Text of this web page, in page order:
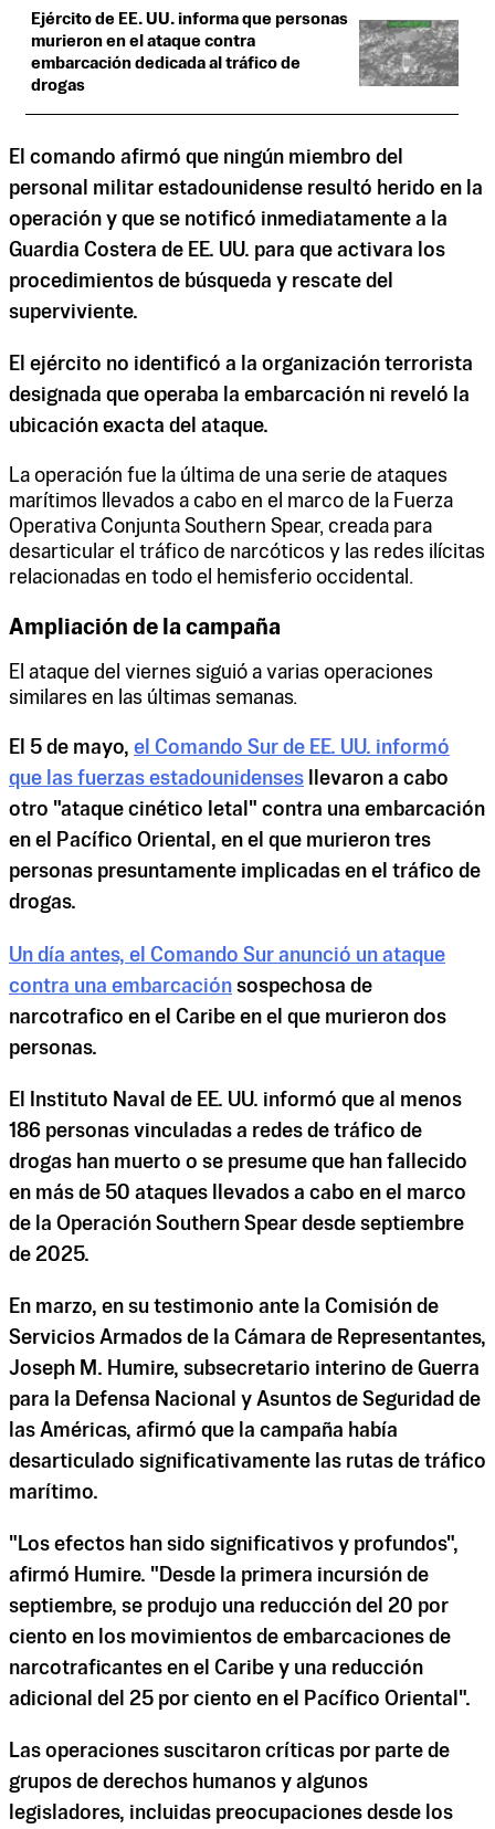
Ejército de EE. UU. informa que personas
murieron en el ataque contra
embarcación dedicada al tráfico de
drogas
El comando afirmó que ningún miembro del
personal militar estadounidense resultó herido en la
operación y que se notificó inmediatamente a la
Guardia Costera de EE. UU. para que activara los
procedimientos de búsqueda y rescate del
superviviente.
El ejército no identificó a la organización terrorista
designada que operaba la embarcación ni reveló la
ubicación exacta del ataque.
La operación fue la última de una serie de ataques
marítimos llevados a cabo en el marco de la Fuerza
Operativa Conjunta Southern Spear, creada para
desarticular el tráfico de narcóticos y las redes ilícitas
relacionadas en todo el hemisferio occidental.
Ampliación de la campaña
El ataque del viernes siguió a varias operaciones
similares en las últimas semanas.
El 5 de mayo, el Comando Sur de EE. UU. informó
que las fuerzas estadounidenses llevaron a cabo
otro "ataque cinético letal" contra una embarcación
en el Pacífico Oriental, en el que murieron tres
personas presuntamente implicadas en el tráfico de
drogas.
Un día antes, el Comando Sur anunció un ataque
contra una embarcación sospechosa de
narcotrafico en el Caribe en el que murieron dos
personas.
El Instituto Naval de EE. UU. informó que al menos
186 personas vinculadas a redes de tráfico de
drogas han muerto o se presume que han fallecido
en más de 50 ataques llevados a cabo en el marco
de la Operación Southern Spear desde septiembre
de 2025.
En marzo, en su testimonio ante la Comisión de
Servicios Armados de la Cámara de Representantes,
Joseph M. Humire, subsecretario interino de Guerra
para la Defensa Nacional y Asuntos de Seguridad de
las Américas, afirmó que la campaña había
desarticulado significativamente las rutas de tráfico
marítimo.
"Los efectos han sido significativos y profundos",
afirmó Humire. "Desde la primera incursión de
septiembre, se produjo una reducción del 20 por
ciento en los movimientos de embarcaciones de
narcotraficantes en el Caribe y una reducción
adicional del 25 por ciento en el Pacífico Oriental".
Las operaciones suscitaron críticas por parte de
grupos de derechos humanos y algunos
legisladores, incluidas preocupaciones desde los